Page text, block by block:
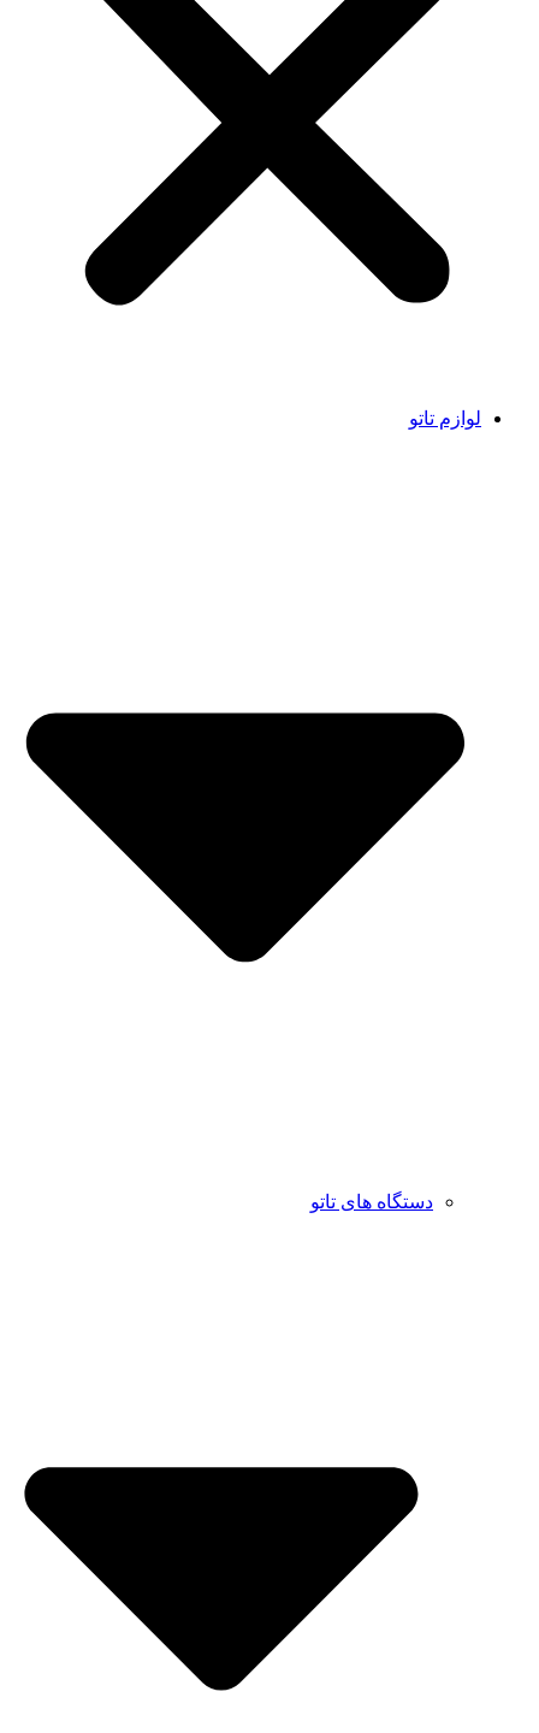
لوازم تاتو
دستگاه های تاتو